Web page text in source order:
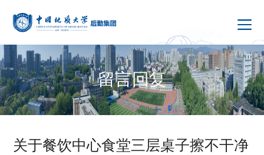
留言回复
关于餐饮中心食堂三层桌子擦不干净